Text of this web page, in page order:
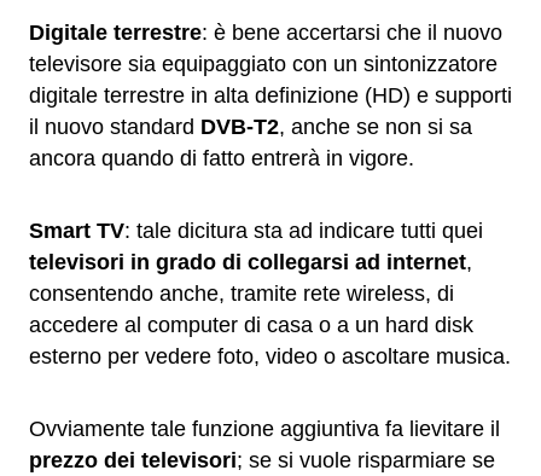
Digitale terrestre: è bene accertarsi che il nuovo
televisore sia equipaggiato con un sintonizzatore
digitale terrestre in alta definizione (HD) e supporti
il nuovo standard DVB-T2, anche se non si sa
ancora quando di fatto entrerà in vigore.
Smart TV: tale dicitura sta ad indicare tutti quei
televisori in grado di collegarsi ad internet,
consentendo anche, tramite rete wireless, di
accedere al computer di casa o a un hard disk
esterno per vedere foto, video o ascoltare musica.
Ovviamente tale funzione aggiuntiva fa lievitare il
prezzo dei televisori; se si vuole risparmiare se